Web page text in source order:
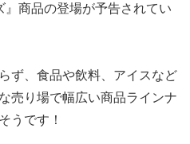
商品の登場が予告されてい
ず、食品や飲料、アイスなど
売り場で幅広い商品ラインナ
うです！